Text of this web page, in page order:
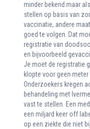
minder bekend maar
stellen op basis van
vaccinatie, andere
goed te volgen. Dat
registratie van
en bijvoorbeeld
Je moet de registratie
klopte voor geen
Onderzoekers kregen
behandeling met
vast te stellen. Een
een miljard keer off
op een ziekte die niet